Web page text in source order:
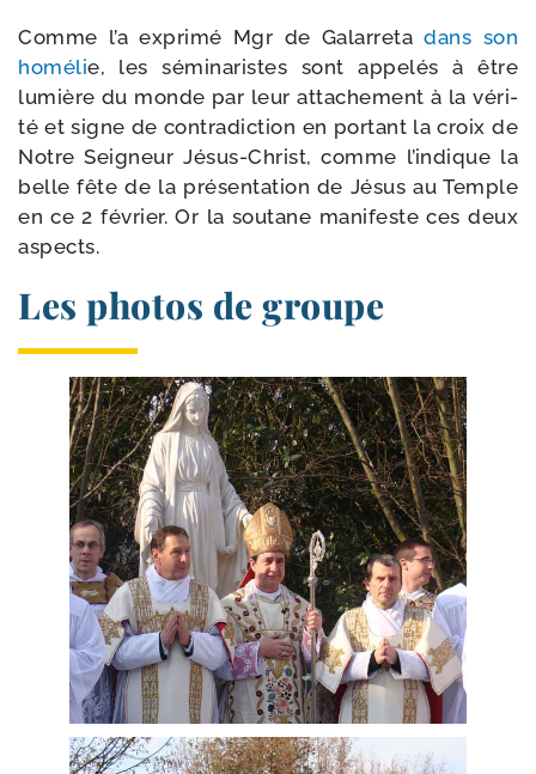
Comme l’a expri­mé Mgr de Galarretadans son
homé­lie, les sémi­na­ristes sont appe­lés à être
lumière du monde par leur atta­che­ment à la véri­
té et signe de contra­dic­tion en por­tant la croix de
Notre Seigneur Jésus-​Christ, comme l’indique la
belle fête de la pré­sen­ta­tion de Jésus au Temple
en ce 2 février. Or la sou­tane mani­feste ces deux
aspects.
Les photos de groupe